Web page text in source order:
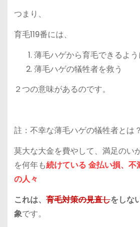
つまり、
育毛119番には、
薄毛ハゲから育毛できるよう
薄毛ハゲの犠牲者を救う
２つの意味があるのです。
註： 不幸な薄毛ハゲの犠牲者とは？
莫大な大金を費やして、満足のい
を何年も続けている 金払い損、
の人々
これは、育毛対策の見直しをしな
象です。